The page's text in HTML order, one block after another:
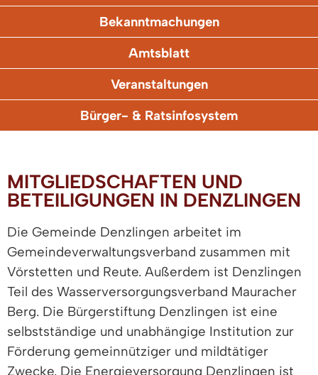
Bekanntmachungen
Amtsblatt
Veranstaltungen
Bürger- & Ratsinfosystem
MITGLIEDSCHAFTEN UND
BETEILIGUNGEN IN DENZLINGEN
Die Gemeinde Denzlingen arbeitet im
Gemeindeverwaltungsverband zusammen mit
Vörstetten und Reute. Außerdem ist Denzlingen
Teil des Wasserversorgungsverband Mauracher
Berg. Die Bürgerstiftung Denzlingen ist eine
selbstständige und unabhängige Institution zur
Förderung gemeinnütziger und mildtätiger
Zwecke. Die Energieversorgung Denzlingen ist